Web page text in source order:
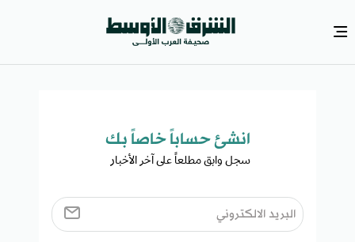
انشئ حساباً خاصاً بك​
سجل وابق مطلعاً على آخر الأخبار ​